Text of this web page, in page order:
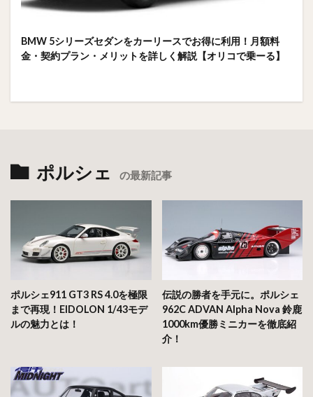
BMW 5シリーズセダンをカーリースでお得に利用！月額料
金・契約プラン・メリットを詳しく解説【オリコで乗ーる】
ポルシェ の最新記事
ポルシェ911 GT3 RS 4.0を極限
まで再現！EIDOLON 1/43モデ
ルの魅力とは！
伝説の勝者を手元に。ポルシェ
962C ADVAN Alpha Nova 鈴鹿
1000km優勝ミニカーを徹底紹
介！